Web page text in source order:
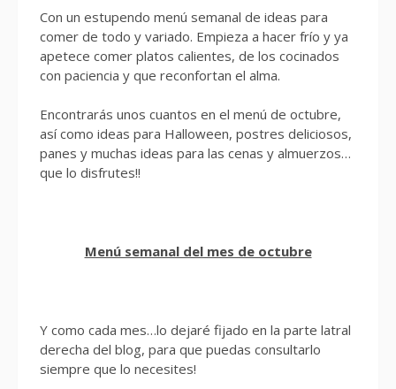
Con un estupendo menú semanal de ideas para
comer de todo y variado. Empieza a hacer frío y ya
apetece comer platos calientes, de los cocinados
con paciencia y que reconfortan el alma.
Encontrarás unos cuantos en el menú de octubre,
así como ideas para Halloween, postres deliciosos,
panes y muchas ideas para las cenas y almuerzos…
que lo disfrutes!!
Menú semanal del mes de octubre
Y como cada mes…lo dejaré fijado en la parte latral
derecha del blog, para que puedas consultarlo
siempre que lo necesites!